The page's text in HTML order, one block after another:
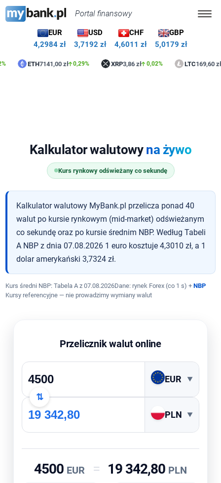
Portal finansowy
EUR
4,2984 zł
USD
3,7192 zł
CHF
4,6011 zł
GBP
5,0179 zł
ETH7141,00 zł 0,29% XRP3,86 zł 0,02% LTC169,60 zł
Kalkulator walutowy na żywo
Kurs rynkowy odświeżany co sekundę
Kalkulator walutowy MyBank.pl przelicza ponad 40
walut po kursie rynkowym (mid-market) odświeżanym
co sekundę oraz po kursie średnim NBP. Według Tabeli
A NBP z dnia 07.08.2026 1 euro kosztuje 4,3010 zł, a 1
dolar amerykański 3,7324 zł.
Kurs średni NBP: Tabela A z07.08.2026Dane: rynek Forex (co 1 s) +NBP
Kursy referencyjne — nie prowadzimy wymiany walut
Przelicznik walut online
EUR ▼
⇅
PLN
▼
4500 EUR = 19 342,80 PLN